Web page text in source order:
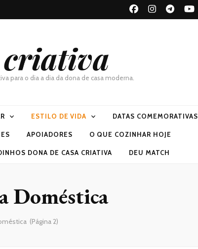
criativa
para o dia a dia da dona de casa moderna.
ESTILO DE VIDA DATAS COMEMORATIVAS
APOIADORES O QUE COZINHAR HOJE
DONA DE CASA CRIATIVA DEU MATCH
Doméstica
(Página 2)